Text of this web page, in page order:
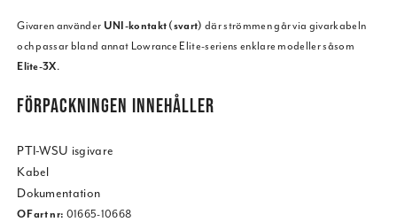
Givaren använder UNI-kontakt (svart) där strömmen går via givarkabeln
och passar bland annat Lowrance Elite-seriens enklare modeller såsom
Elite-3X.
FÖRPACKNINGEN INNEHÅLLER
PTI-WSU isgivare
Kabel
Dokumentation
OF art nr: 01665-10668